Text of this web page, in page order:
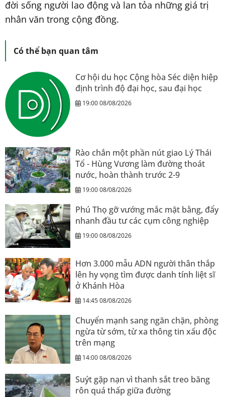
đời sống người lao động và lan tỏa những giá trị
nhân văn trong cộng đồng.
Có thể bạn quan tâm
Cơ hội du học Cộng hòa Séc diện hiệp
định trình độ đại học, sau đại học
19:00 08/08/2026
Rào chắn một phần nút giao Lý Thái
Tổ - Hùng Vương làm đường thoát
nước, hoàn thành trước 2-9
19:00 08/08/2026
Phú Thọ gỡ vướng mắc mặt bằng, đẩy
nhanh đầu tư các cụm công nghiệp
19:00 08/08/2026
Hơn 3.000 mẫu ADN người thân thắp
lên hy vọng tìm được danh tính liệt sĩ
ở Khánh Hòa
14:45 08/08/2026
Chuyển mạnh sang ngăn chặn, phòng
ngừa từ sớm, từ xa thông tin xấu độc
trên mạng
14:00 08/08/2026
Suýt gặp nạn vì thanh sắt treo băng
rôn quá thấp giữa đường